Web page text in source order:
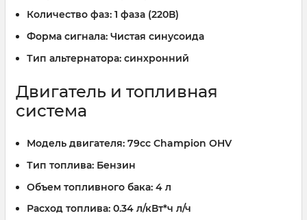
Количество фаз: 1 фаза (220В)
Форма сигнала: Чистая синусоида
Тип альтернатора: синхронний
Двигатель и топливная
система
Модель двигателя: 79cc Champion OHV
Тип топлива: Бензин
Объем топливного бака: 4 л
Расход топлива: 0.34 л/кВт*ч л/ч